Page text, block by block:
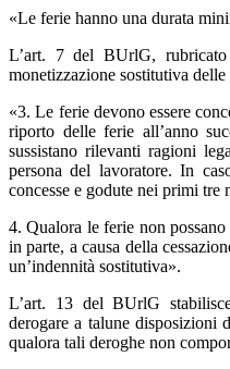
«Le ferie hanno una durata
L’art. 7 del BUrlG,
monetizzazione sostitutiva
«3. Le ferie devono essere
riporto delle ferie all’anno
sussistano rilevanti ragioni
persona del lavoratore. In
concesse e godute nei primi tre
4. Qualora le ferie non
in parte, a causa della
un’indennità sostitutiva».
L’art. 13 del BUrlG
derogare a talune disposizioni
qualora tali deroghe non